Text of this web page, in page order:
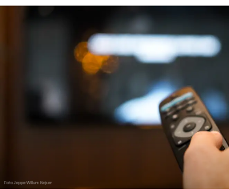
Foto Jeppe Willum Kejser